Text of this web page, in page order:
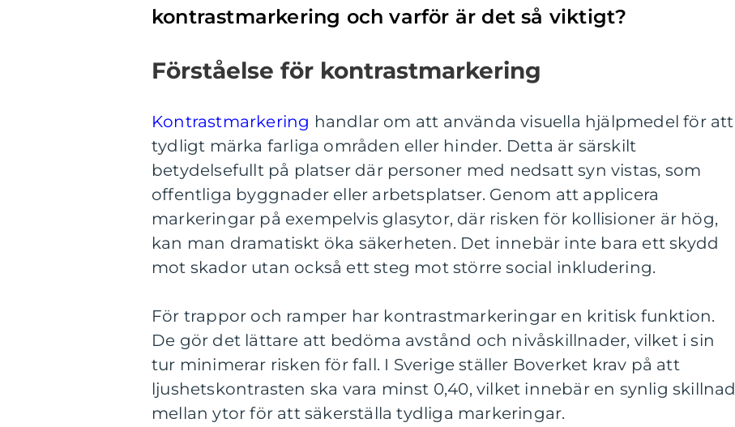
kontrastmarkering och varför är det så viktigt?
Förståelse för kontrastmarkering
Kontrastmarkering handlar om att använda visuella hjälpmedel för att
tydligt märka farliga områden eller hinder. Detta är särskilt
betydelsefullt på platser där personer med nedsatt syn vistas, som
offentliga byggnader eller arbetsplatser. Genom att applicera
markeringar på exempelvis glasytor, där risken för kollisioner är hög,
kan man dramatiskt öka säkerheten. Det innebär inte bara ett skydd
mot skador utan också ett steg mot större social inkludering.
För trappor och ramper har kontrastmarkeringar en kritisk funktion.
De gör det lättare att bedöma avstånd och nivåskillnader, vilket i sin
tur minimerar risken för fall. I Sverige ställer Boverket krav på att
ljushetskontrasten ska vara minst 0,40, vilket innebär en synlig skillnad
mellan ytor för att säkerställa tydliga markeringar.